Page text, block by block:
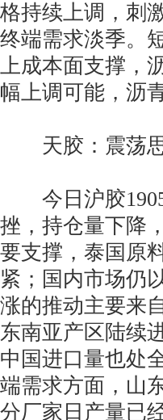
格持续上调，刺
终端需求淡季。
上成本面支撑，
幅上调可能，沥
天胶：震荡
今日沪胶1905
挫，持仓量下降
要支撑，泰国原
紧；国内市场仍
涨的推动主要来
东南亚产区陆续
中国进口量也处
端需求方面，山
分厂家日产量已